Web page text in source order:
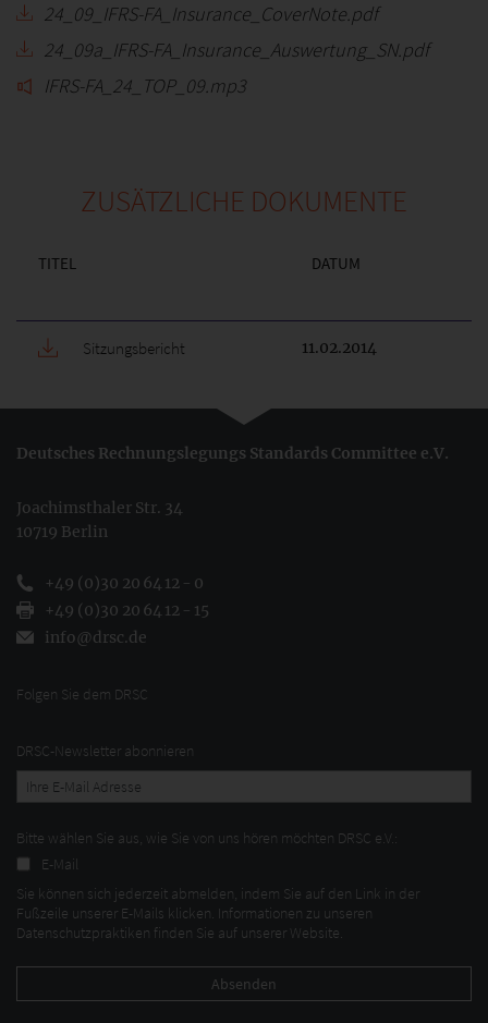
24_09_IFRS-FA_Insurance_CoverNote.pdf
24_09a_IFRS-FA_Insurance_Auswertung_SN.pdf
IFRS-FA_24_TOP_09.mp3
ZUSÄTZLICHE DOKUMENTE
TITEL DATUM
Sitzungsbericht 11.02.2014
Deutsches Rechnungslegungs Standards Committee e.V.
Joachimsthaler Str. 34
10719 Berlin
+49 (0)30 20 64 12 - 0
+49 (0)30 20 64 12 - 15
info@drsc.de
Folgen Sie dem DRSC
DRSC-Newsletter abonnieren
Bitte wählen Sie aus, wie Sie von uns hören möchten DRSC e.V.:
E-Mail
Sie können sich jederzeit abmelden, indem Sie auf den Link in der
Fußzeile unserer E-Mails klicken. Informationen zu unseren
Datenschutzpraktiken finden Sie auf unserer Website.